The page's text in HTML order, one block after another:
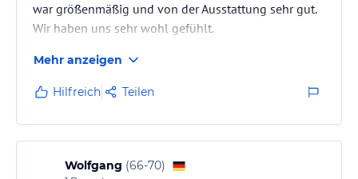
war größenmäßig und von der Ausstattung sehr gut.
Wir haben uns sehr wohl gefühlt.
Mehr anzeigen
Hilfreich Teilen
Wolfgang (66-70)